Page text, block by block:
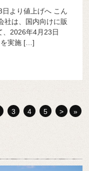
より値上げへ こん
社は、国内向けに販
、2026年4月23日
を実施 […]
3 4 5 > »